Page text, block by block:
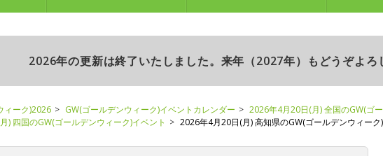
2026年の更新は終了いたしました。来年（2027年）もどうぞよろ
ィーク)2026 GW(ゴールデンウィーク)イベントカレンダー
2026年4月20日(月) 全国のGW(ゴ
) 四国のGW(ゴールデンウィーク)イベント
2026年4月20日(月) 高知県のGW(ゴールデンウィーク